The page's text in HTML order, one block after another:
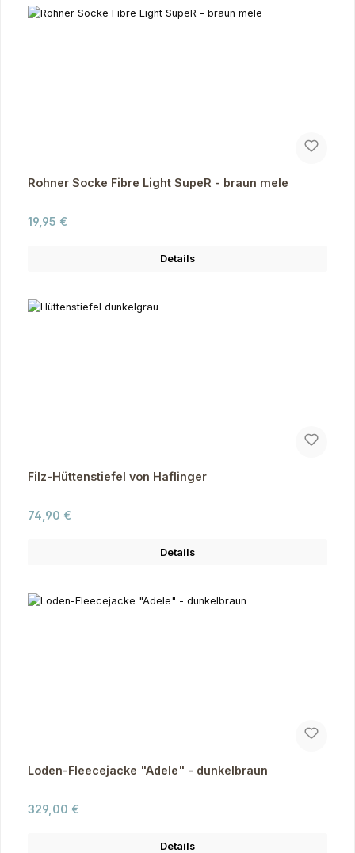
Rohner Socke Fibre Light SupeR - braun mele
Regulärer Preis:
19,95 €
Details
Filz-Hüttenstiefel von Haflinger
Regulärer Preis:
74,90 €
Details
Loden-Fleecejacke "Adele" - dunkelbraun
Regulärer Preis:
329,00 €
Details